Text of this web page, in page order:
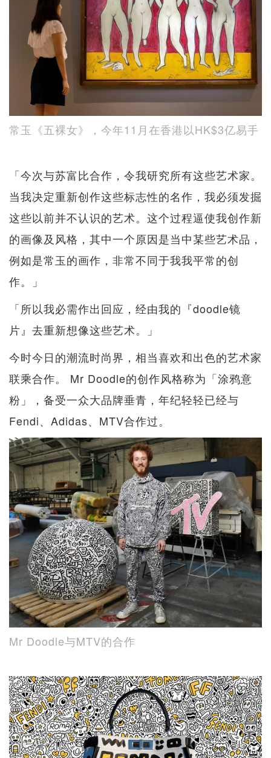
常玉《五裸女》，今年11月在香港以HK$3亿易手
「今次与苏富比合作，令我研究所有这些艺术家。
当我决定重新创作这些标志性的名作，我必须发掘
这些以前并不认识的艺术。这个过程逼使我创作新
的画像及风格，其中一个原因是当中某些艺术品，
例如是常玉的画作，非常不同于我我平常的创
作。」
「所以我必需作出回应，经由我的『doodle镜
片』去重新想像这些艺术。」
今时今日的潮流时尚界，相当喜欢和出色的艺术家
联乘合作。 Mr Doodle的创作风格称为「涂鸦意
粉」，备受一众大品牌垂青，年纪轻轻已经与
Fendi、Adidas、MTV合作过。
Mr Doodle与MTV的合作